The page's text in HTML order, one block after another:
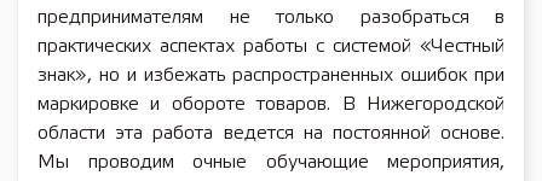
предпринимателям не только разобраться в
практических аспектах работы с системой «Честный
знак», но и избежать распространенных ошибок при
маркировке и обороте товаров. В Нижегородской
области эта работа ведется на постоянной основе.
Мы проводим очные обучающие мероприятия,